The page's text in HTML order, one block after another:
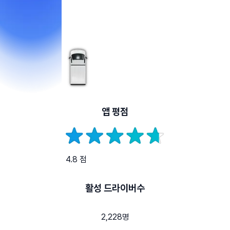
앱 평점
4.8 점
활성 드라이버수
2,228명